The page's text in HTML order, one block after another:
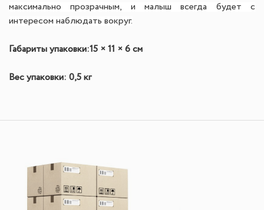
максимально прозрачным, и малыш всегда будет с
интересом наблюдать вокруг.
Габариты упаковки:15 × 11 × 6 см
Вес упаковки: 0,5 кг